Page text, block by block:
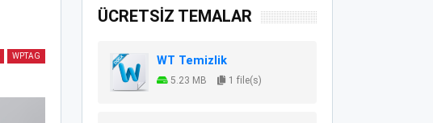
WPTAG
ÜCRETSİZ TEMALAR
WT Temizlik
5.23 MB 1 file(s)